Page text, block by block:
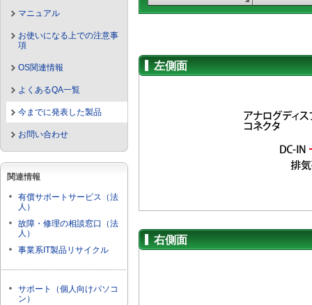
マニュアル
お使いになる上での注意事
項
OS関連情報
よくあるQA一覧
今までに発表した製品
お問い合わせ
関連情報
有償サポートサービス（法
人）
故障・修理の相談窓口（法
人）
事業系IT製品リサイクル
サポート（個人向けパソコ
ン）
左側面
右側面